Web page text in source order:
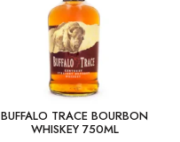
BUFFALO TRACE BOURBON
WHISKEY 750ML